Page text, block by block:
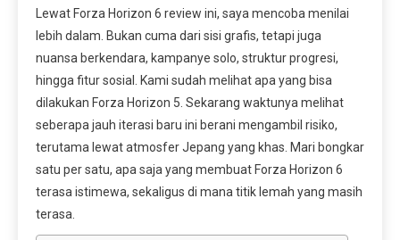
Lewat Forza Horizon 6 review ini, saya mencoba menilai
lebih dalam. Bukan cuma dari sisi grafis, tetapi juga
nuansa berkendara, kampanye solo, struktur progresi,
hingga fitur sosial. Kami sudah melihat apa yang bisa
dilakukan Forza Horizon 5. Sekarang waktunya melihat
seberapa jauh iterasi baru ini berani mengambil risiko,
terutama lewat atmosfer Jepang yang khas. Mari bongkar
satu per satu, apa saja yang membuat Forza Horizon 6
terasa istimewa, sekaligus di mana titik lemah yang masih
terasa.